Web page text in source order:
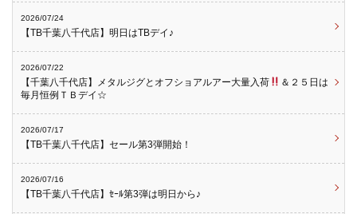
2026/07/24
【TB千葉八千代店】明日はTBデイ♪
2026/07/22
【千葉八千代店】メタルジグとオフショアルアー大量入荷
＆２５日は
毎月恒例ＴＢデイ☆
2026/07/17
【TB千葉八千代店】セール第3弾開始！
2026/07/16
【TB千葉八千代店】ｾｰﾙ第3弾は明日から♪